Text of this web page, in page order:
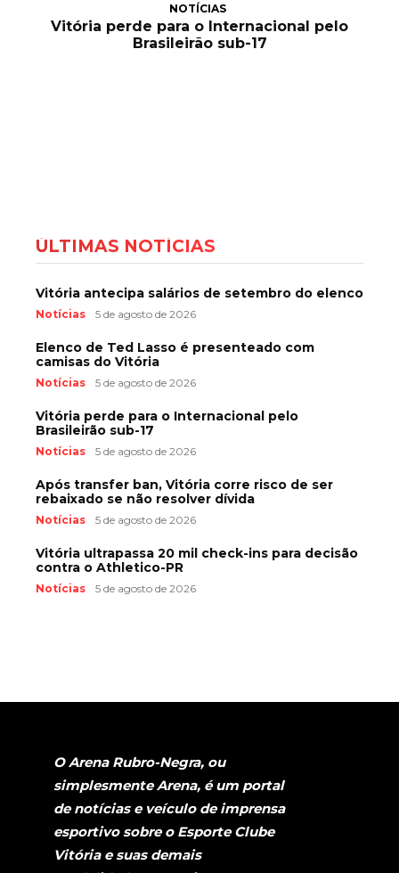
NOTÍCIAS
Vitória perde para o Internacional pelo
Brasileirão sub-17
ÚLTIMAS NOTÍCIAS
Vitória antecipa salários de setembro do elenco
Notícias 5 de agosto de 2026
Elenco de Ted Lasso é presenteado com
camisas do Vitória
Notícias 5 de agosto de 2026
Vitória perde para o Internacional pelo
Brasileirão sub-17
Notícias 5 de agosto de 2026
Após transfer ban, Vitória corre risco de ser
rebaixado se não resolver dívida
Notícias 5 de agosto de 2026
Vitória ultrapassa 20 mil check-ins para decisão
contra o Athletico-PR
Notícias 5 de agosto de 2026
O Arena Rubro-Negra, ou
simplesmente Arena, é um portal
de notícias e veículo de imprensa
esportivo sobre o Esporte Clube
Vitória e suas demais